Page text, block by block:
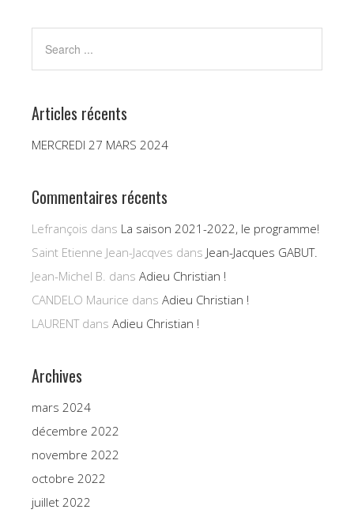
Articles récents
MERCREDI 27 MARS 2024
Commentaires récents
Lefrançois dans La saison 2021-2022, le programme!
Saint Etienne Jean-Jacqves dans Jean-Jacques GABUT.
Jean-Michel B. dans Adieu Christian !
CANDELO Maurice dans Adieu Christian !
LAURENTdans Adieu Christian !
Archives
mars 2024
décembre 2022
novembre 2022
octobre 2022
juillet 2022